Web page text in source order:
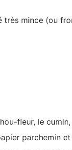
mince (ou
fleur, le
parchemin